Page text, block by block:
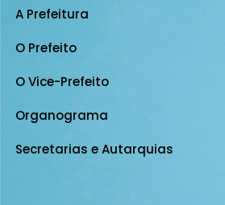
A Prefeitura
O Prefeito
O Vice-Prefeito
Organograma
Secretarias e Autarquias